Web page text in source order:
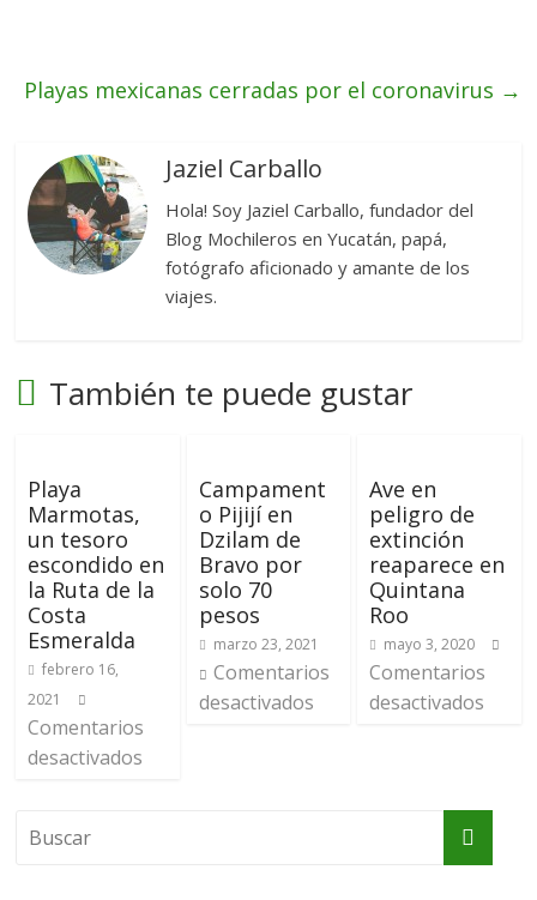
Playas mexicanas cerradas por el coronavirus →
Jaziel Carballo
Hola! Soy Jaziel Carballo, fundador del
Blog Mochileros en Yucatán, papá,
fotógrafo aficionado y amante de los
viajes.
También te puede gustar
Playa
Marmotas,
un tesoro
escondido en
la Ruta de la
Costa
Esmeralda
febrero 16,
2021
Comentarios
desactivados
Campament
o Pijijí en
Dzilam de
Bravo por
solo 70
pesos
marzo 23, 2021
Comentarios
desactivados
Ave en
peligro de
extinción
reaparece en
Quintana
Roo
mayo 3, 2020
Comentarios
desactivados